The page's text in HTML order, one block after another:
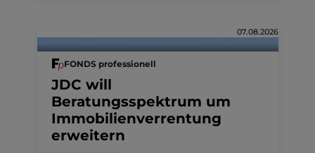
07.08.2026
FONDS professionell
JDC will
Beratungsspektrum um
Immobilienverrentung
erweitern